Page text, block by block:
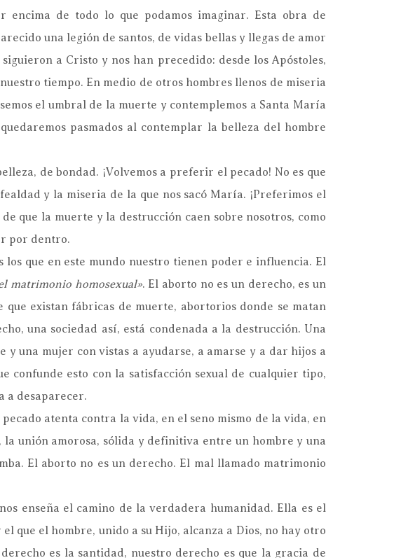
de todo lo que podamos imaginar. Esta obra de
una legión de santos, de vidas bellas y llegas de amor
a Cristo y nos han precedido: desde los Apóstoles,
tiempo. En medio de otros hombres llenos de miseria
el umbral de la muerte y contemplemos a Santa María
pasmados al contemplar la belleza del hombre
de bondad. ¡Volvemos a preferir el pecado! No es que
y la miseria de la que nos sacó María. ¡Preferimos el
que la muerte y la destrucción caen sobre nosotros, como
por dentro.
los que en este mundo nuestro tienen poder e influencia. El
matrimonio homosexual». El aborto no es un derecho, es un
existan fábricas de muerte, abortorios donde se matan
una sociedad así, está condenada a la destrucción. Una
una mujer con vistas a ayudarse, a amarse y a dar hijos a
confunde esto con la satisfacción sexual de cualquier tipo,
a desaparecer.
atenta contra la vida, en el seno mismo de la vida, en
unión amorosa, sólida y definitiva entre un hombre y una
El aborto no es un derecho. El mal llamado matrimonio
enseña el camino de la verdadera humanidad. Ella es el
que el hombre, unido a su Hijo, alcanza a Dios, no hay otro
es la santidad, nuestro derecho es que la gracia de